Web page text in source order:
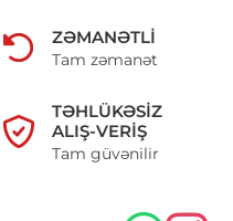
ZƏMANƏTLI
Tam zəmanət
TƏHLÜKƏSIZ
ALIŞ-VERIŞ
Tam güvənilir